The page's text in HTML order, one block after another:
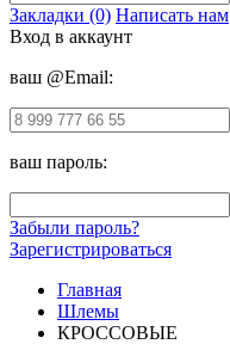
Закладки (0) Написать нам
Вход в аккаунт
ваш @Email:
ваш пароль:
Забыли пароль?
Зарегистрироваться
Главная
Шлемы
КРОССОВЫЕ